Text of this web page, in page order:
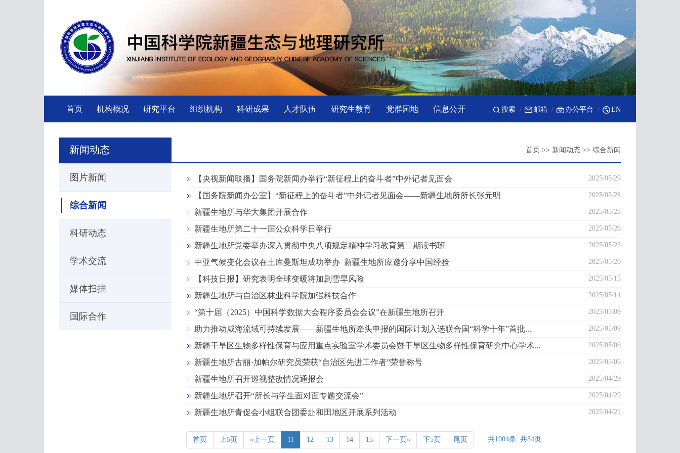
首页 机构概况 研究平台 组织机构 科研成果 人才队伍 研究生教育 党群园地 信息公开 搜索 邮箱 办公平台 EN
新闻动态 首页 >> 新闻动态 >> 综合新闻
图片新闻
综合新闻
科研动态
学术交流
媒体扫描
国际合作
【央视新闻联播】国务院新闻办举行“新征程上的奋斗者”中外记者见面会 2025/05/29
【国务院新闻办公室】“新征程上的奋斗者”中外记者见面会——新疆生地所所长张元明 2025/05/28
新疆生地所与华大集团开展合作 2025/05/28
新疆生地所第二十一届公众科学日举行 2025/05/26
新疆生地所党委举办深入贯彻中央八项规定精神学习教育第二期读书班 2025/05/23
中亚气候变化会议在土库曼斯坦成功举办 新疆生地所应邀分享中国经验 2025/05/20
【科技日报】研究表明全球变暖将加剧雪旱风险 2025/05/15
新疆生地所与自治区林业科学院加强科技合作 2025/05/14
“第十届（2025）中国科学数据大会程序委员会会议”在新疆生地所召开 2025/05/09
助力推动咸海流域可持续发展——新疆生地所牵头申报的国际计划入选联合国“科学十年”首批... 2025/05/09
新疆干旱区生物多样性保育与应用重点实验室学术委员会暨干旱区生物多样性保育研究中心学术... 2025/05/06
新疆生地所古丽·加帕尔研究员荣获“自治区先进工作者”荣誉称号 2025/05/06
新疆生地所召开巡视整改情况通报会 2025/04/29
新疆生地所召开“所长与学生面对面专题交流会” 2025/04/29
新疆生地所青促会小组联合团委赴和田地区开展系列活动 2025/04/21
首页 上5页 «上一页 11 12 13 14 15 下一页» 下5页 尾页 共1904条 共34页